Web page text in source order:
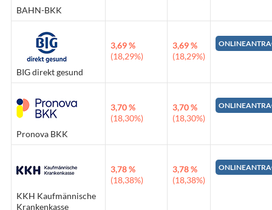
BAHN-BKK
BIG direkt gesund
3,69 %
(18,29%)
3,69 %
(18,29%)
Pronova BKK
3,70 %
(18,30%)
3,70 %
(18,30%)
KKH Kaufmännische
Krankenkasse
3,78 %
(18,38%)
3,78 %
(18,38%)